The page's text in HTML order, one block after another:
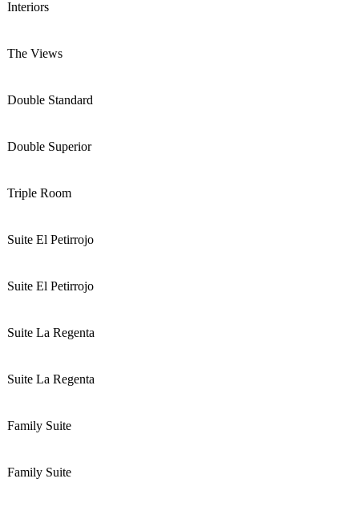
Interiors
The Views
Double Standard
Double Superior
Triple Room
Suite El Petirrojo
Suite El Petirrojo
Suite La Regenta
Suite La Regenta
Family Suite
Family Suite